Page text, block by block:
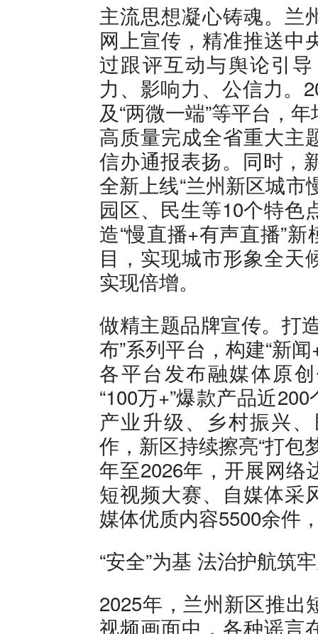
主流思想凝心铸魂。兰
网上宣传，精准推送中
过跟评互动与舆论引
力、影响力、公信力。
及“两微一端”等平台，
高质量完成全省重大主
信办通报表扬。同时，
全新上线“兰州新区城市
园区、民生等10个特色
造“慢直播+有声直播”
目，实现城市形象全天
实现倍增。
做精主题品牌宣传。打
布”系列平台，构建“新
各平台发布融媒体原
“100万+”爆款产品近
产业升级、乡村振兴
作，新区持续擦亮“打包
年至2026年，开展网络
短视频大赛、自媒体采
媒体优质内容5500余件
“安全”为基 法治护航筑
2025年，兰州新区推出
视频画面中，各种谣言